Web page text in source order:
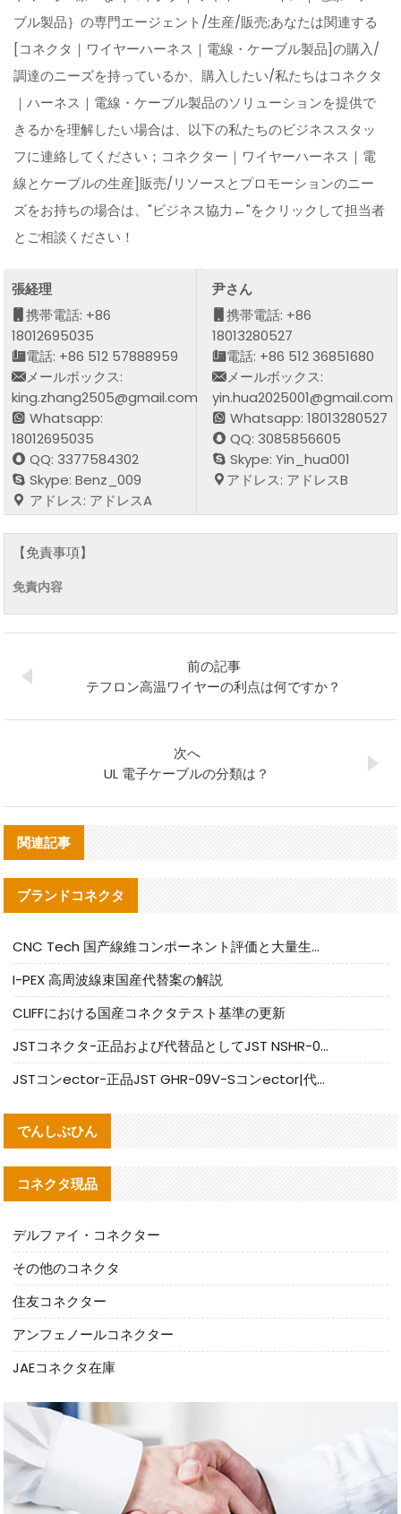
ブル製品｝の専門エージェント/生産/販売;あなたは関連する
[コネクタ｜ワイヤーハーネス｜電線・ケーブル製品]の購入/
調達のニーズを持っているか、購入したい/私たちはコネクタ
｜ハーネス｜電線・ケーブル製品のソリューションを提供で
きるかを理解したい場合は、以下の私たちのビジネススタッ
フに連絡してください；コネクター｜ワイヤーハーネス｜電
線とケーブルの生産]販売/リソースとプロモーションのニー
ズをお持ちの場合は、"ビジネス協力←"をクリックして担当者
とご相談ください！
張経理
携帯電話: +86
18012695035
電話: +86 512 57888959
メールボックス:
king.zhang2505@gmail.com
Whatsapp:
18012695035
QQ: 3377584302
Skype: Benz_009
アドレス: アドレスA
尹さん
携帯電話: +86
18013280527
電話: +86 512 36851680
メールボックス:
yin.hua2025001@gmail.com
Whatsapp: 18013280527
QQ: 3085856605
Skype: Yin_hua001
アドレス: アドレスB
【免責事項】
免責内容
前の記事
テフロン高温ワイヤーの利点は何ですか？
次へ
UL 電子ケーブルの分類は？
関連記事
ブランドコネクタ
CNC Tech 国产線維コンポーネント評価と大量生産適合ガイド
I-PEX 高周波線束国産代替案の解説
CLIFFにおける国産コネクタテスト基準の更新
JSTコネクタ-正品および代替品としてJST NSHR-02V-Sコネクタを提供します
JSTコンector-正品JST GHR-09V-Sコンector|代替品提供
でんしぶひん
コネクタ現品
デルファイ・コネクター
その他のコネクタ
住友コネクター
アンフェノールコネクター
JAEコネクタ在庫